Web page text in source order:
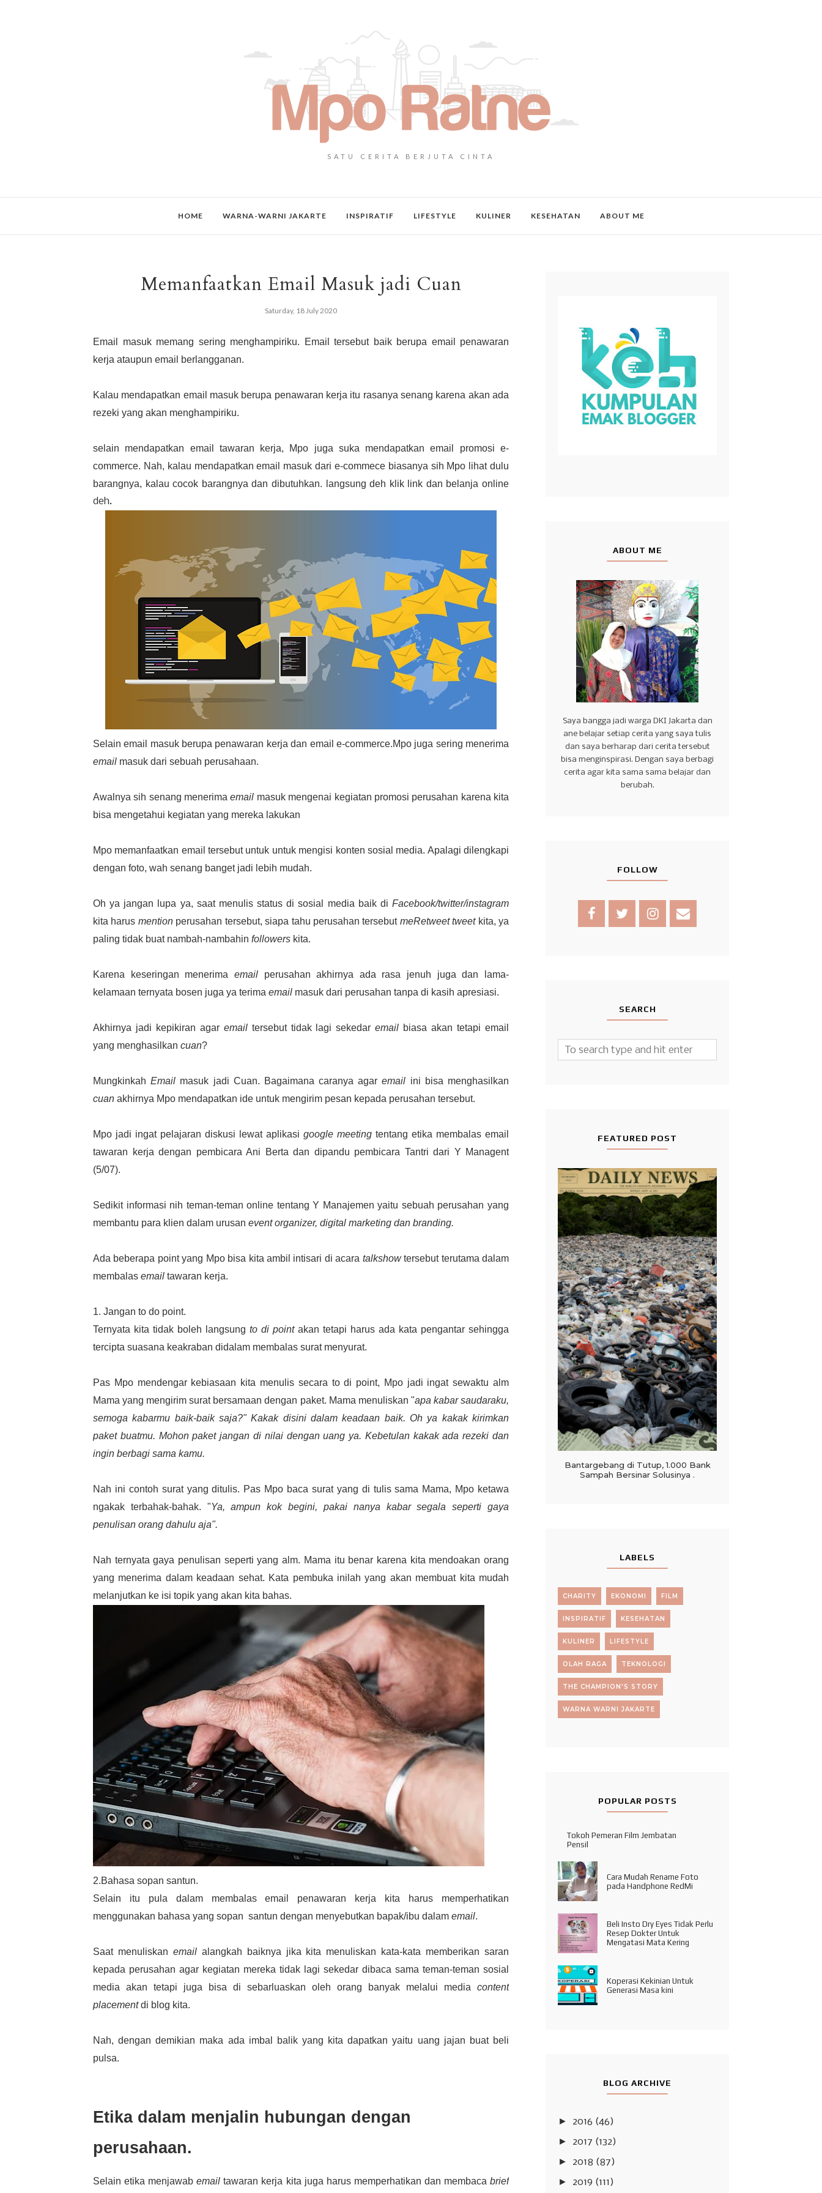
SATU CERITA BERJUTA CINTA
HOME WARNA-WARNI JAKARTE INSPIRATIF LIFESTYLE KULINER KESEHATAN ABOUT ME
Memanfaatkan Email Masuk jadi Cuan
Saturday, 18 July 2020
Email masuk memang sering menghampiriku. Email tersebut baik berupa email penawaran
kerja ataupun email berlangganan.
Kalau mendapatkan email masuk berupa penawaran kerja itu rasanya senang karena akan ada
rezeki yang akan menghampiriku.
selain mendapatkan email tawaran kerja, Mpo juga suka mendapatkan email promosi e-
commerce. Nah, kalau mendapatkan email masuk dari e-commece biasanya sih Mpo lihat dulu
barangnya, kalau cocok barangnya dan dibutuhkan. langsung deh klik link dan belanja online
deh.
Selain email masuk berupa penawaran kerja dan email e-commerce.Mpo juga sering menerima
email masuk dari sebuah perusahaan.
Awalnya sih senang menerimaemail masuk mengenai kegiatan promosi perusahan karena kita
bisa mengetahui kegiatan yang mereka lakukan
Mpo memanfaatkan email tersebut untuk untuk mengisi konten sosial media. Apalagi dilengkapi
dengan foto, wah senang banget jadi lebih mudah.
Oh ya jangan lupa ya, saat menulis status di sosial media baik di Facebook/twitter/instagram
kita harus mentionperusahan tersebut, siapa tahu perusahan tersebut meRetweet tweetkita, ya
paling tidak buat nambah-nambahin followers kita.
Karena keseringan menerima emailperusahan akhirnya ada rasa jenuh juga dan lama-
kelamaan ternyata bosen juga ya terima email masuk dari perusahan tanpa di kasih apresiasi.
Akhirnya jadi kepikiran agar emailtersebut tidak lagi sekedaremail biasa akan tetapi email
yang menghasilkan cuan?
MungkinkahEmail masuk jadi Cuan. Bagaimana caranya agaremail ini bisa menghasilkan
cuan akhirnya Mpo mendapatkan ide untuk mengirim pesan kepada perusahan tersebut.
Mpo jadi ingat pelajaran diskusi lewat aplikasi google meeting tentang etika membalas email
tawaran kerja dengan pembicara Ani Berta dan dipandu pembicara Tantri dari Y Managent
(5/07).
Sedikit informasi nih teman-teman online tentang Y Manajemen yaitu sebuah perusahan yang
membantu para klien dalam urusan event organizer, digital marketing dan branding.
Ada beberapa point yang Mpo bisa kita ambil intisari di acara talkshowtersebut terutama dalam
membalas email tawaran kerja.
1. Jangan to do point.
Ternyata kita tidak boleh langsung to di pointakan tetapi harus ada kata pengantar sehingga
tercipta suasana keakraban didalam membalas surat menyurat.
Pas Mpo mendengar kebiasaan kita menulis secara to di point, Mpo jadi ingat sewaktu alm
Mama yang mengirim surat bersamaan dengan paket. Mama menuliskan "apa kabar saudaraku,
semoga kabarmu baik-baik saja?" Kakak disini dalam keadaan baik. Oh ya kakak kirimkan
paket buatmu. Mohon paket jangan di nilai dengan uang ya. Kebetulan kakak ada rezeki dan
ingin berbagi sama kamu.
Nah ini contoh surat yang ditulis. Pas Mpo baca surat yang di tulis sama Mama, Mpo ketawa
ngakak terbahak-bahak. "Ya, ampun kok begini, pakai nanya kabar segala seperti gaya
penulisan orang dahulu aja".
Nah ternyata gaya penulisan seperti yang alm. Mama itu benar karena kita mendoakan orang
yang menerima dalam keadaan sehat. Kata pembuka inilah yang akan membuat kita mudah
melanjutkan ke isi topik yang akan kita bahas.
2.Bahasa sopan santun.
Selain itu pula dalam membalas email penawaran kerja kita harus memperhatikan
menggunakan bahasa yang sopan santun dengan menyebutkan bapak/ibu dalam email.
Saat menuliskan emailalangkah baiknya jika kita menuliskan kata-kata memberikan saran
kepada perusahan agar kegiatan mereka tidak lagi sekedar dibaca sama teman-teman sosial
media akan tetapi juga bisa di sebarluaskan oleh orang banyak melalui media content
placementdi blog kita.
Nah, dengan demikian maka ada imbal balik yang kita dapatkan yaitu uang jajan buat beli
pulsa.
Etika dalam menjalin hubungan dengan
perusahaan.
Selain etika menjawabemail tawaran kerja kita juga harus memperhatikan dan membaca brief
ABOUT ME
Saya bangga jadi warga DKI Jakarta dan
ane belajar setiap cerita yang saya tulis
dan saya berharap dari cerita tersebut
bisa menginspirasi. Dengan saya berbagi
cerita agar kita sama sama belajar dan
berubah.
FOLLOW
SEARCH
FEATURED POST
Bantargebang di Tutup, 1.000 Bank
Sampah Bersinar Solusinya .
LABELS
CHARITY EKONOMI FILM
INSPIRATIF KESEHATAN
KULINER LIFESTYLE
OLAH RAGA TEKNOLOGI
THE CHAMPION'S STORY
WARNA WARNI JAKARTE
POPULAR POSTS
Tokoh Pemeran Film Jembatan
Pensil
Cara Mudah Rename Foto
pada Handphone RedMi
Beli Insto Dry Eyes Tidak Perlu
Resep Dokter Untuk
Mengatasi Mata Kering
Koperasi Kekinian Untuk
Generasi Masa kini
BLOG ARCHIVE
► 2016 (46)
► 2017 (132)
► 2018 (87)
► 2019 (111)